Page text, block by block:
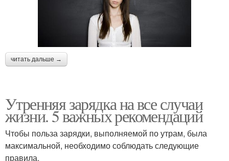
читать дальше →
Утренняя зарядка на все случаи
жизни. 5 важных рекомендаций
Чтобы польза зарядки, выполняемой по утрам, была
максимальной, необходимо соблюдать следующие
правила.